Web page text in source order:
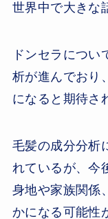
世界中で大きな
ドンセラにつ
析が進んでおり
になると期待さ
毛髪の成分分析
れているが、今
身地や家族関係
かになる可能性